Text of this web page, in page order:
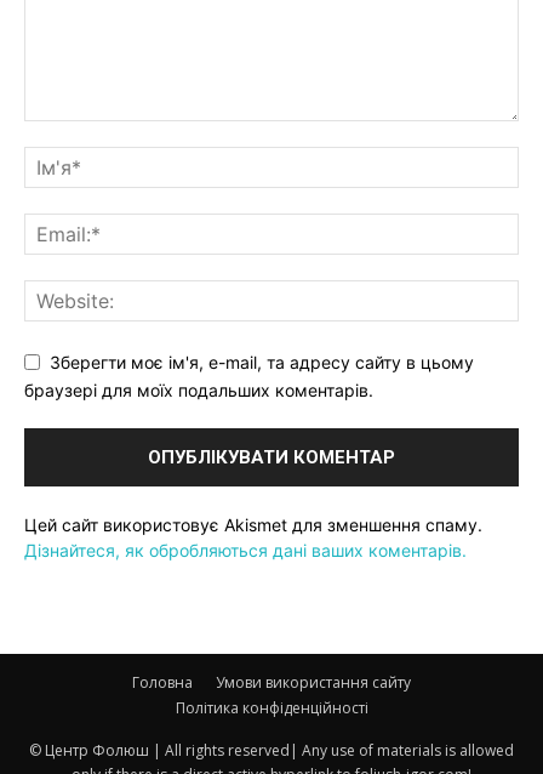
Зберегти моє ім'я, e-mail, та адресу сайту в цьому
браузері для моїх подальших коментарів.
Цей сайт використовує Akismet для зменшення спаму.
Дізнайтеся, як обробляються дані ваших коментарів.
Головна
Умови використання сайту
Політика конфіденційності
© Центр Фолюш | All rights reserved| Any use of materials is allowed